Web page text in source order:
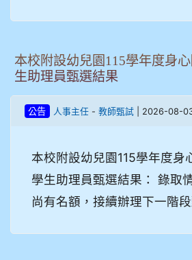
本校附設幼兒園115學年度身
生助理員甄選結果
公告 人事主任- 教師甄試| 2026-08-
本校附設幼兒園115學年度身
學生助理員甄選結果： 錄取
尚有名額，接續辦理下一階